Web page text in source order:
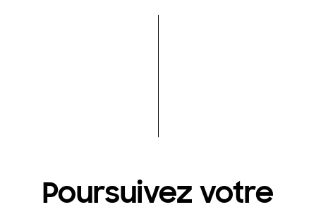
Poursuivez votre